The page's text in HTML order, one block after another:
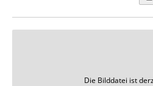
Die Bilddatei ist